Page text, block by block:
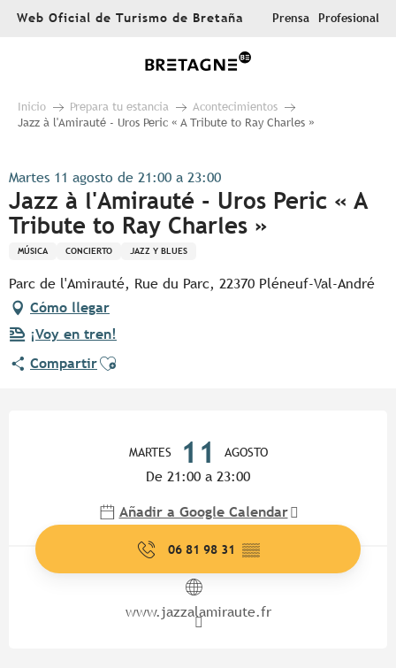
AllerWeb Oficial de Turismo de Bretaña Prensa Profesional
Inicio Prepara tu estancia
Acontecimientos
Jazz à l'Amirauté - Uros Peric « A Tribute to Ray Charles »
Martes 11 agosto de 21:00 a 23:00
Jazz à l'Amirauté - Uros Peric « A
Tribute to Ray Charles »
MÚSICA CONCIERTO JAZZ Y BLUES
Parc de l'Amirauté, Rue du Parc, 22370 Pléneuf-Val-André
Cómo llegar
¡Voy en tren!
CompartirAjouter aux favoris
MARTES 11 AGOSTO
De 21:00 a 23:00
Añadir a Google Calendar
06 81 98 31 ▒▒
www.jazzalamiraute.fr